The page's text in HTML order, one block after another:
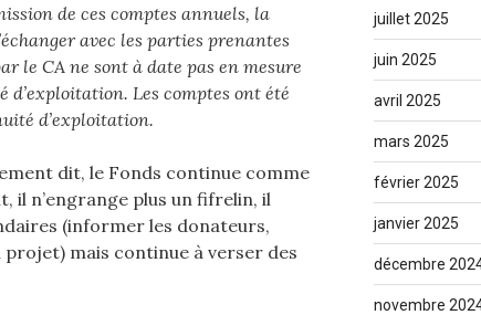
de ces comptes annuels, la
avec les parties prenantes
le CA ne sont à date pas en mesure
Les comptes ont été
d’exploitation.
dit, le Fonds continue comme
il n’engrange plus un fifrelin, il
(informer les donateurs,
mais continue à verser des
juillet 2025
juin 2025
avril 2025
mars 2025
février 2025
janvier 2025
décembre
novembre